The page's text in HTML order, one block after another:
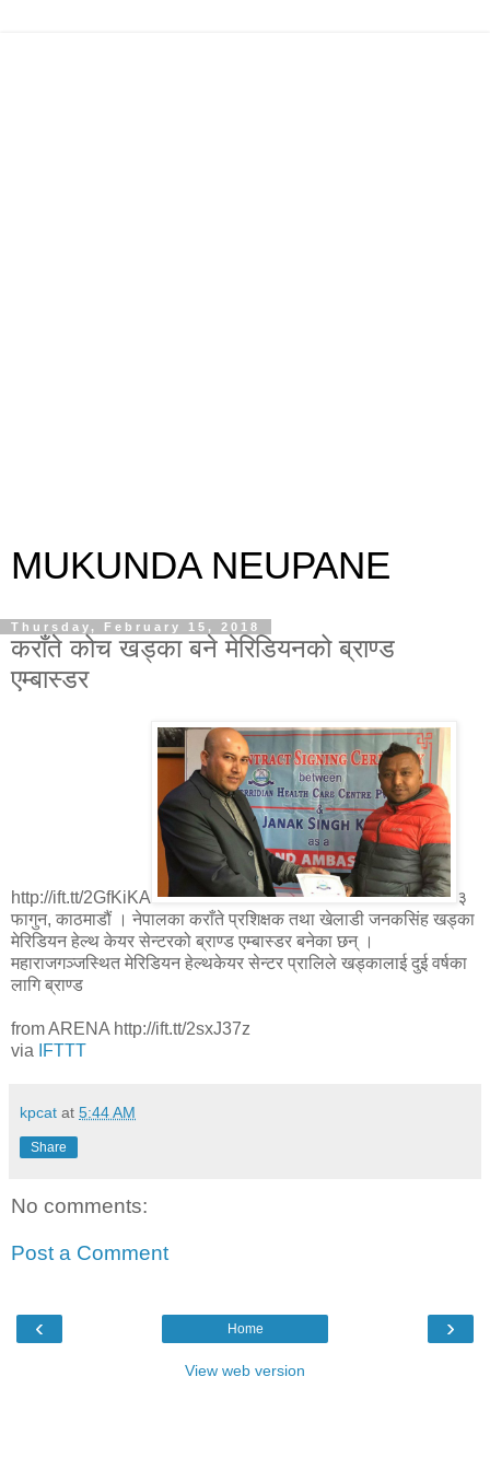
MUKUNDA NEUPANE
Thursday, February 15, 2018
कराँते कोच खड्का बने मेरिडियनको ब्राण्ड
एम्बास्डर
http://ift.tt/2GfKiKA
३
फागुन, काठमाडौं । नेपालका कराँते प्रशिक्षक तथा खेलाडी जनकसिंह खड्का
मेरिडियन हेल्थ केयर सेन्टरको ब्राण्ड एम्बास्डर बनेका छन् ।
महाराजगञ्जस्थित मेरिडियन हेल्थकेयर सेन्टर प्रालिले खड्कालाई दुई वर्षका
लागि ब्राण्ड
from ARENA http://ift.tt/2sxJ37z
via
IFTTT
kpcat at 5:44 AM
Share
No comments:
Post a Comment
‹ ›
Home
View web version